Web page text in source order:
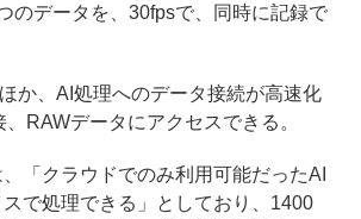
のデータを、30fpsで、同時に記録で
か、AI処理へのデータ接続が高速化
RAWデータにアクセスできる。
「クラウドでのみ利用可能だったAI
で処理できる」としており、1400